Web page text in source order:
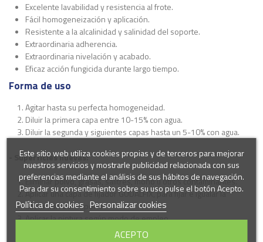
Excelente lavabilidad y resistencia al frote.
Fácil homogeneización y aplicación.
Resistente a la alcalinidad y salinidad del soporte.
Extraordinaria adherencia.
Extraordinaria nivelación y acabado.
Eficaz acción fungicida durante largo tiempo.
Forma de uso
Agitar hasta su perfecta homogeneidad.
Diluir la primera capa entre 10-15% con agua.
Diluir la segunda y siguientes capas hasta un 5-10% con agua.
- Superficies nuevas:
Eliminar polvo, grasas, salitres, moho u otros contaminantes.
Aplicar una capa de fijador GUDALFIX, para fijar e igualar la
absorción del soporte.
Aplicar la pintura según modo de empleo.
Este sitio web utiliza cookies propias y de terceros para mejorar
nuestros servicios y mostrarle publicidad relacionada con sus
preferencias mediante el análisis de sus hábitos de navegación.
Para dar su consentimiento sobre su uso pulse el botón Acepto.
Política de cookies Personalizar cookies
ACEPTO